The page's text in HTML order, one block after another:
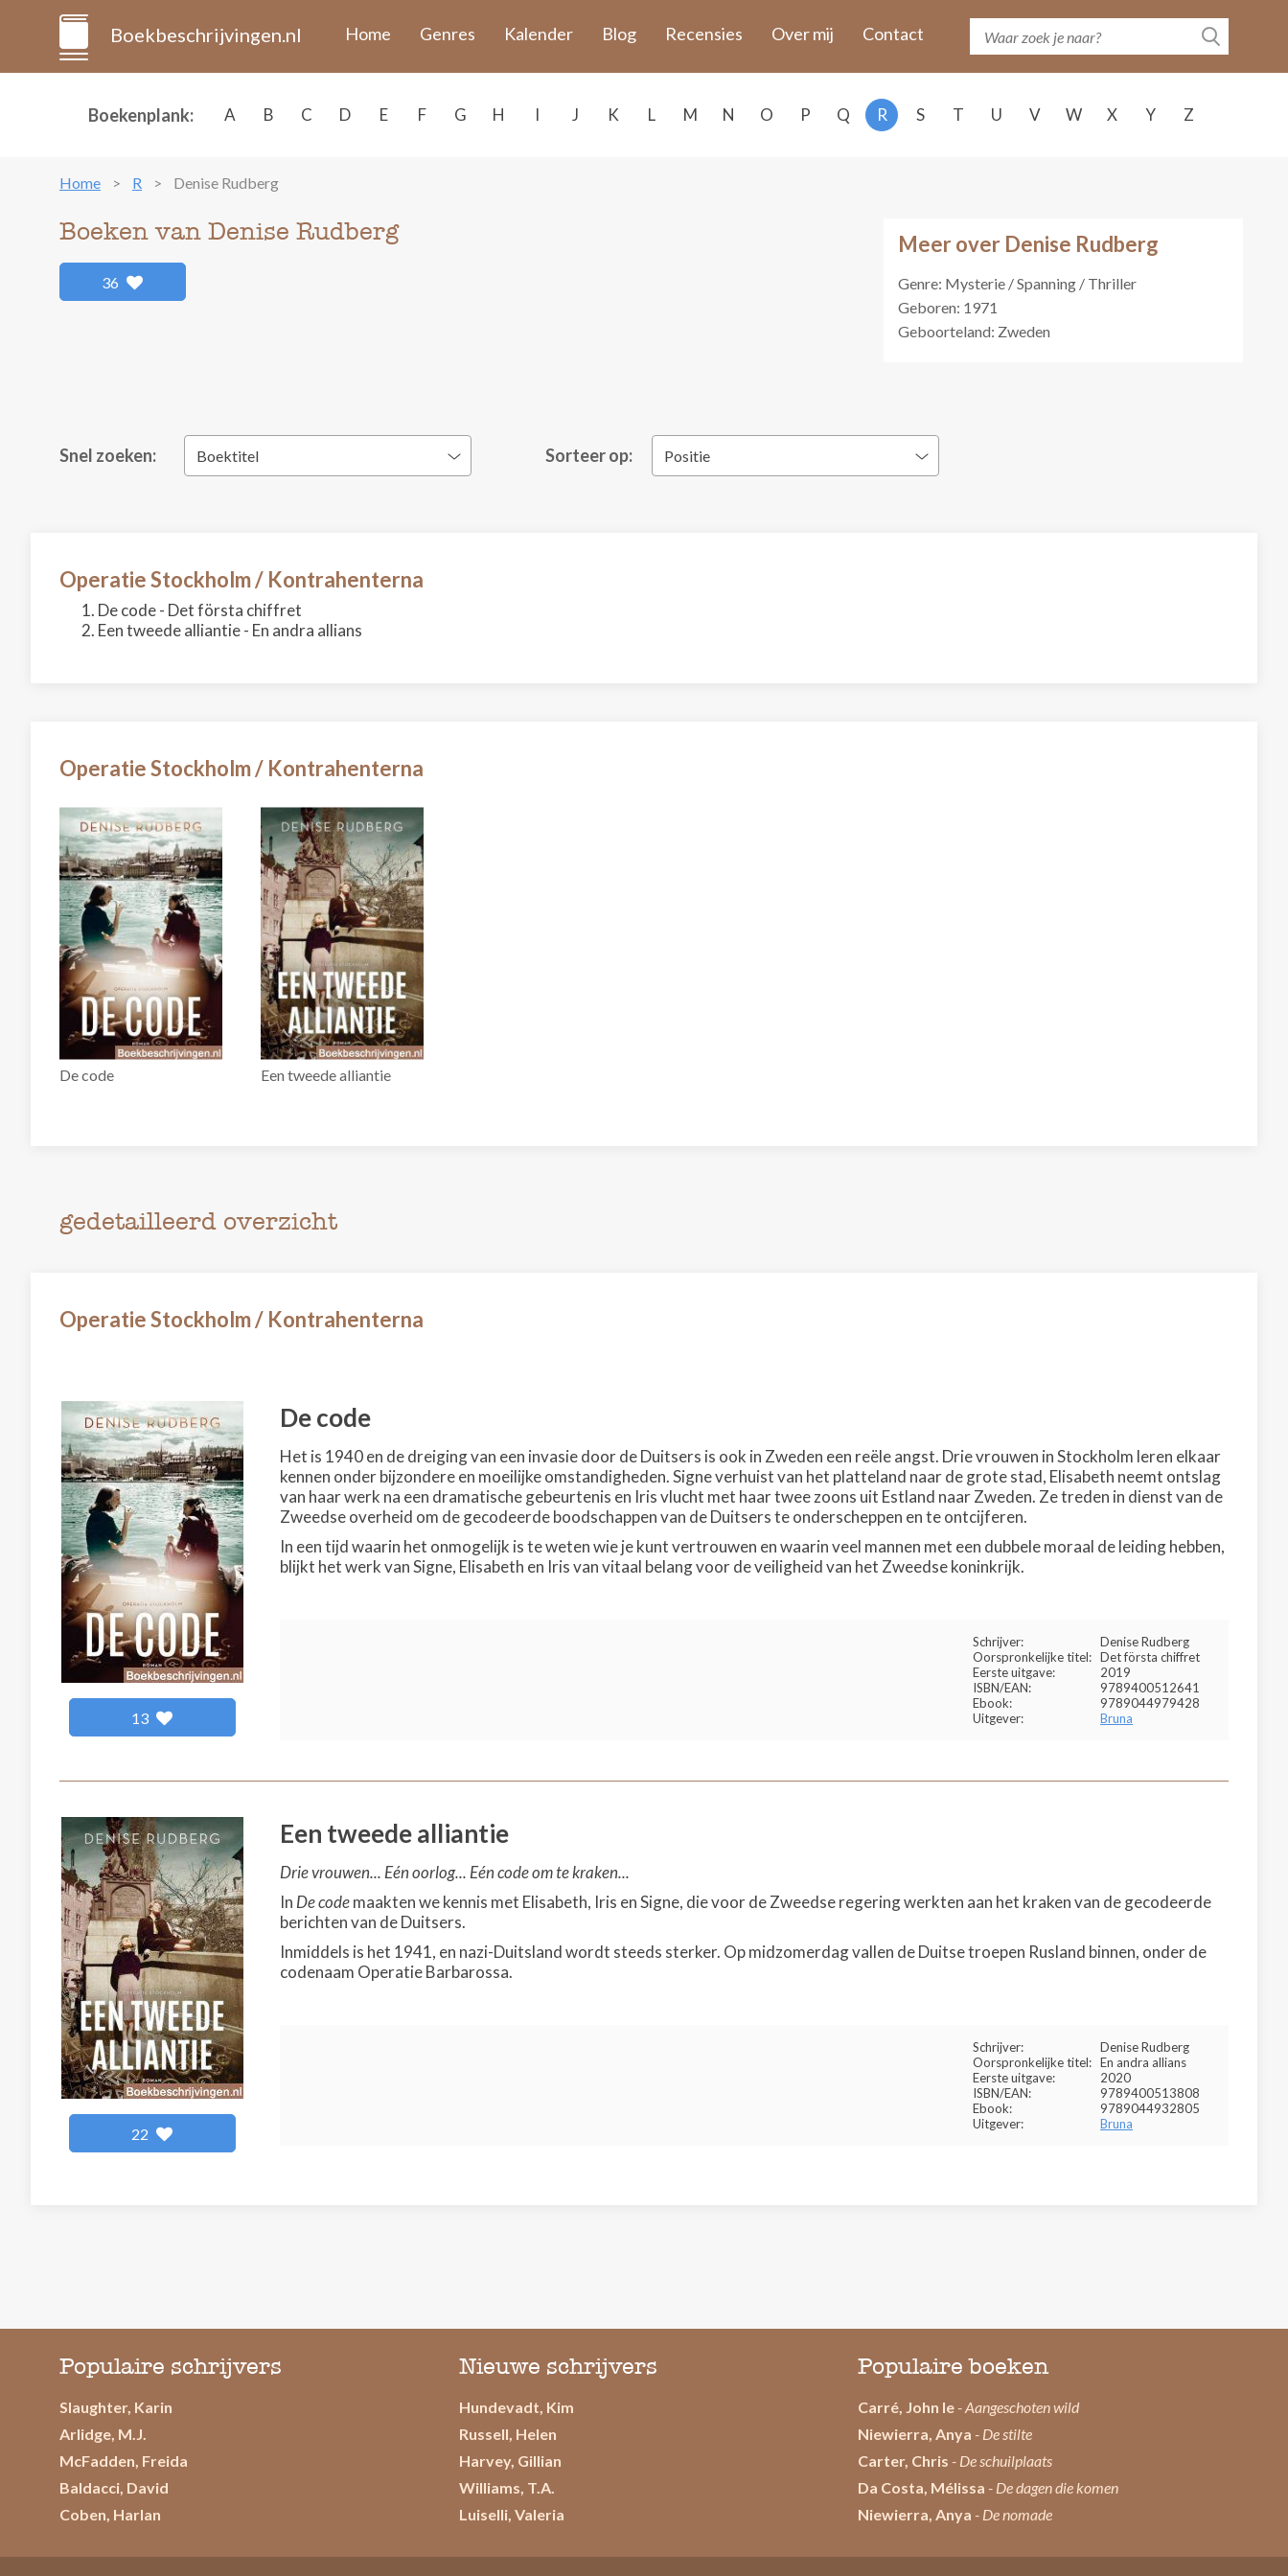
Boekbeschrijvingen.nl Home Genres Kalender Blog Recensies Over mij Contact
Boekenplank: A B C D E F G H I J K L M N O P Q R S T U V W X Y Z
Home R Denise Rudberg
Meer over Denise Rudberg
Genre: Mysterie / Spanning / Thriller
Geboren: 1971
Geboorteland: Zweden
Boeken van Denise Rudberg
36
Snel zoeken: Boektitel Sorteer op: Positie
Operatie Stockholm / Kontrahenterna
De code - Det första chiffret
Een tweede alliantie - En andra allians
Operatie Stockholm / Kontrahenterna
De code Een tweede alliantie
gedetailleerd overzicht
Operatie Stockholm / Kontrahenterna
13
De code
Het is 1940 en de dreiging van een invasie door de Duitsers is ook in Zweden een reële angst. Drie vrouwen in Stockholm leren elkaar
kennen onder bijzondere en moeilijke omstandigheden. Signe verhuist van het platteland naar de grote stad, Elisabeth neemt ontslag
van haar werk na een dramatische gebeurtenis en Iris vlucht met haar twee zoons uit Estland naar Zweden. Ze treden in dienst van de
Zweedse overheid om de gecodeerde boodschappen van de Duitsers te onderscheppen en te ontcijferen.
In een tijd waarin het onmogelijk is te weten wie je kunt vertrouwen en waarin veel mannen met een dubbele moraal de leiding hebben,
blijkt het werk van Signe, Elisabeth en Iris van vitaal belang voor de veiligheid van het Zweedse koninkrijk.
Schrijver:
Denise Rudberg
Oorspronkelijke titel: Det första chiffret
Eerste uitgave:
2019
ISBN/EAN:
9789400512641
Ebook:
9789044979428
Uitgever:
Bruna
22
Een tweede alliantie
Drie vrouwen... Eén oorlog... Eén code om te kraken...
In De codemaakten we kennis met Elisabeth, Iris en Signe, die voor de Zweedse regering werkten aan het kraken van de gecodeerde
berichten van de Duitsers.
Inmiddels is het 1941, en nazi-Duitsland wordt steeds sterker. Op midzomerdag vallen de Duitse troepen Rusland binnen, onder de
codenaam Operatie Barbarossa.
Schrijver:
Denise Rudberg
Oorspronkelijke titel: En andra allians
Eerste uitgave:
2020
ISBN/EAN:
9789400513808
Ebook:
9789044932805
Uitgever:
Bruna
Populaire schrijvers
Slaughter, Karin
Arlidge, M.J.
McFadden, Freida
Baldacci, David
Coben, Harlan
Nieuwe schrijvers
Hundevadt, Kim
Russell, Helen
Harvey, Gillian
Williams, T.A.
Luiselli, Valeria
Populaire boeken
Carré, John le - Aangeschoten wild
Niewierra, Anya - De stilte
Carter, Chris - De schuilplaats
Da Costa, Mélissa - De dagen die komen
Niewierra, Anya - De nomade